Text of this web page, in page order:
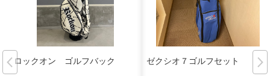
ロックオン ゴルフバック ゼクシオ７ゴルフセット